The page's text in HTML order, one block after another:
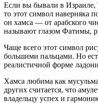
Если вы бывали в Израиле,
то этот символ наверняка
он хамса — от арабского
называют глазом Фатимы,
Чаще всего этот символ
большими пальцами. Но
реалистичной форме
Хамса любима как
других считается, что
владельцу успех и